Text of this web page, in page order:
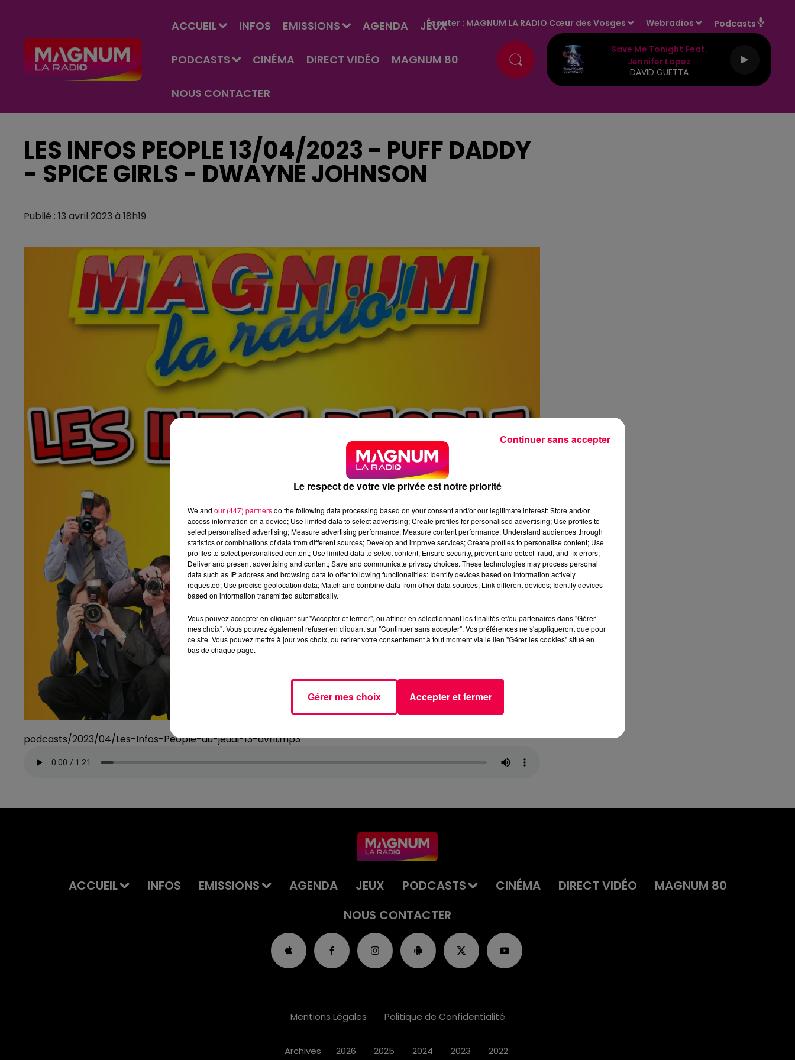
ACCUEIL INFOS EMISSIONS AGENDA JEUX
PODCASTS CINÉMA DIRECT VIDÉO MAGNUM 80
NOUS CONTACTER
Écouter : MAGNUM LA RADIO Cœur des Vosges Webradios Podcasts
Save Me Tonight Feat.
Jennifer Lopez
DAVID GUETTA
LES INFOS PEOPLE 13/04/2023 - PUFF DADDY
- SPICE GIRLS - DWAYNE JOHNSON
Publié : 13 avril 2023 à 18h19
podcasts/2023/04/Les-Infos-People-du-jeudi-13-avril.mp3
ACCUEIL INFOS EMISSIONS AGENDA JEUX PODCASTS CINÉMA DIRECT VIDÉO
MAGNUM 80
NOUS CONTACTER
Mentions Légales Politique de Confidentialité
Archives 2026 2025 2024 2023 2022
Le respect de votre vie privée est notre priorité
We and our (447) partnersdo the following data processing based on your consent and/or our legitimate interest: Store and/or
access information on a device; Use limited data to select advertising; Create profiles for personalised advertising; Use profiles to
select personalised advertising; Measure advertising performance; Measure content performance; Understand audiences through
statistics or combinations of data from different sources; Develop and improve services; Create profiles to personalise content; Use
profiles to select personalised content; Use limited data to select content; Ensure security, prevent and detect fraud, and fix errors;
Deliver and present advertising and content; Save and communicate privacy choices. These technologies may process personal
data such as IP address and browsing data to offer following functionalities: Identify devices based on information actively
requested; Use precise geolocation data; Match and combine data from other data sources; Link different devices; Identify devices
based on information transmitted automatically.
Vous pouvez accepter en cliquant sur "Accepter et fermer", ou affiner en sélectionnant les finalités et/ou partenaires dans "Gérer
mes choix". Vous pouvez également refuser en cliquant sur "Continuer sans accepter". Vos préférences ne s'appliqueront que pour
ce site. Vous pouvez mettre à jour vos choix, ou retirer votre consentement à tout moment via le lien "Gérer les cookies" situé en
bas de chaque page.
Gérer mes choix Accepter et fermer
Continuer sans accepter